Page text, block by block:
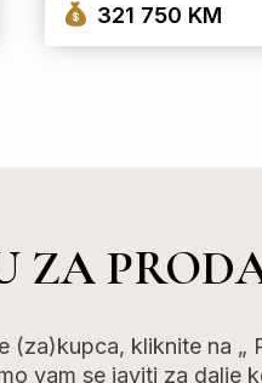
321 750 KM
ZA
(za)kupca, kliknite na „
vam se javiti za dalje